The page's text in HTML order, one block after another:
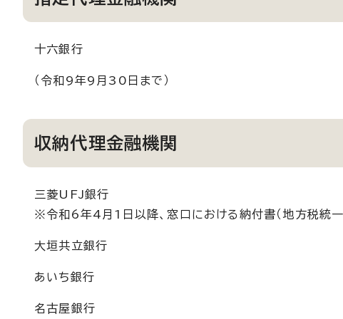
十六銀行
（令和9年9月30日まで）
収納代理金融機関
三菱UFJ銀行
※令和6年4月1日以降、窓口における納付書（地方税統
大垣共立銀行
あいち銀行
名古屋銀行